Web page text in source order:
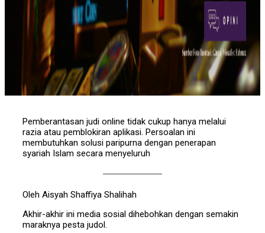
Pemberantasan judi online tidak cukup hanya melalui
razia atau pemblokiran aplikasi. Persoalan ini
membutuhkan solusi paripurna dengan penerapan
syariah Islam secara menyeluruh
Oleh Aisyah Shaffiya Shalihah
Akhir-akhir ini media sosial dihebohkan dengan semakin
maraknya pesta judol.